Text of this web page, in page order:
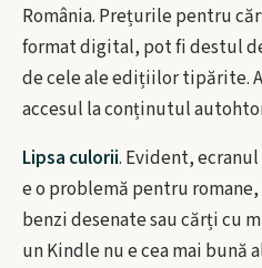
România. Prețurile pentru
format digital, pot fi destul
de cele ale edițiilor tipărite.
accesul la conținutul
Lipsa culorii. Evident,
e o problemă pentru
benzi desenate sau cărți cu
un Kindle nu e cea mai bună